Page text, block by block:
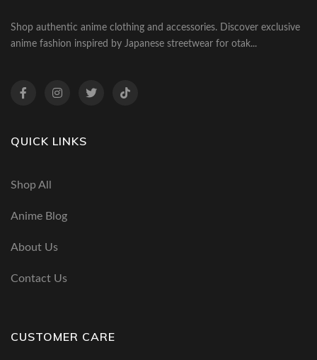
Shop authentic anime clothing and accessories. Discover exclusive
anime fashion inspired by Japanese streetwear for otak...
QUICK LINKS
Shop All
Anime Blog
About Us
Contact Us
CUSTOMER CARE